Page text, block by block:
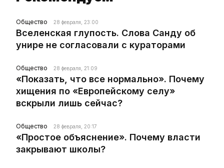
Общество 28 февраля, 23:00
Вселенская глупость. Слова Санду об
унире не согласовали с кураторами
Общество 28 февраля, 21:09
«Показать, что все нормально». Почему
хищения по «Европейскому селу»
вскрыли лишь сейчас?
Общество 28 февраля, 20:17
«Простое объяснение». Почему власти
закрывают школы?